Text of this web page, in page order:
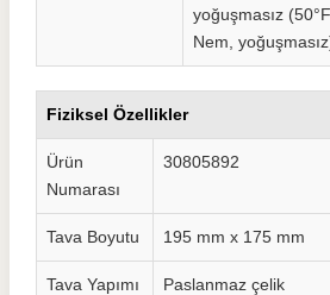
yoğuşmasız
Nem,
Fiziksel Özellikler
Ürün
Numarası
30805892
Tava Boyutu 195 mm x 175 mm
Tava Yapımı Paslanmaz çelik